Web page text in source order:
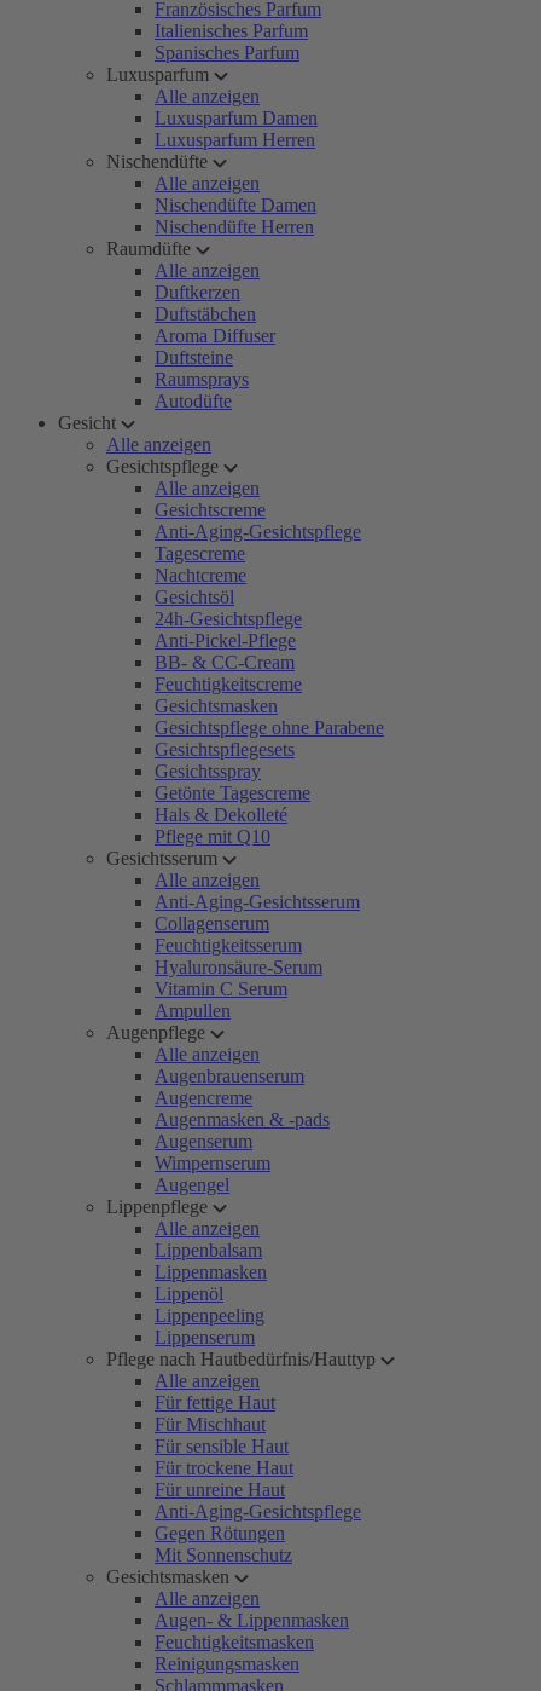
Französisches Parfum
Italienisches Parfum
Spanisches Parfum
Luxusparfum
Alle anzeigen
Luxusparfum Damen
Luxusparfum Herren
Nischendüfte
Alle anzeigen
Nischendüfte Damen
Nischendüfte Herren
Raumdüfte
Alle anzeigen
Duftkerzen
Duftstäbchen
Aroma Diffuser
Duftsteine
Raumsprays
Autodüfte
Gesicht
Alle anzeigen
Gesichtspflege
Alle anzeigen
Gesichtscreme
Anti-Aging-Gesichtspflege
Tagescreme
Nachtcreme
Gesichtsöl
24h-Gesichtspflege
Anti-Pickel-Pflege
BB- & CC-Cream
Feuchtigkeitscreme
Gesichtsmasken
Gesichtspflege ohne Parabene
Gesichtspflegesets
Gesichtsspray
Getönte Tagescreme
Hals & Dekolleté
Pflege mit Q10
Gesichtsserum
Alle anzeigen
Anti-Aging-Gesichtsserum
Collagenserum
Feuchtigkeitsserum
Hyaluronsäure-Serum
Vitamin C Serum
Ampullen
Augenpflege
Alle anzeigen
Augenbrauenserum
Augencreme
Augenmasken & -pads
Augenserum
Wimpernserum
Augengel
Lippenpflege
Alle anzeigen
Lippenbalsam
Lippenmasken
Lippenöl
Lippenpeeling
Lippenserum
Pflege nach Hautbedürfnis/Hauttyp
Alle anzeigen
Für fettige Haut
Für Mischhaut
Für sensible Haut
Für trockene Haut
Für unreine Haut
Anti-Aging-Gesichtspflege
Gegen Rötungen
Mit Sonnenschutz
Gesichtsmasken
Alle anzeigen
Augen- & Lippenmasken
Feuchtigkeitsmasken
Reinigungsmasken
Schlammmasken